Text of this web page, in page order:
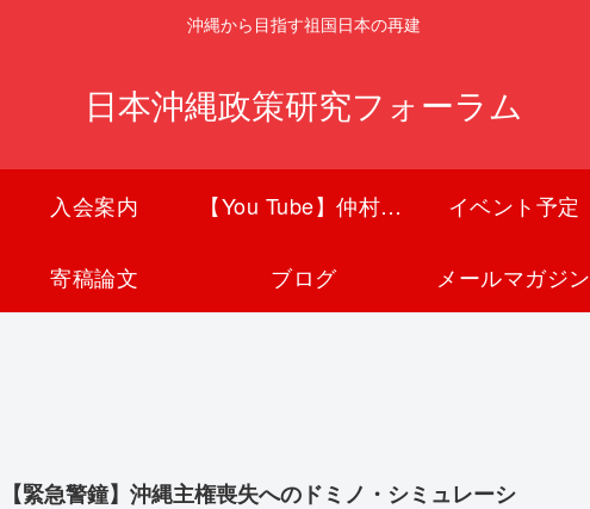
沖縄から目指す祖国日本の再建
日本沖縄政策研究フォーラム
入会案内 【You Tube】仲村覚チャンネル イベント予定
寄稿論文 ブログ メールマガジン
【緊急警鐘】沖縄主権喪失へのドミノ・シミュレーシ